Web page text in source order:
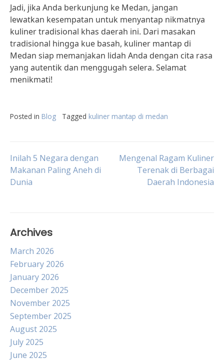
Jadi, jika Anda berkunjung ke Medan, jangan
lewatkan kesempatan untuk menyantap nikmatnya
kuliner tradisional khas daerah ini. Dari masakan
tradisional hingga kue basah, kuliner mantap di
Medan siap memanjakan lidah Anda dengan cita rasa
yang autentik dan menggugah selera. Selamat
menikmati!
Posted in Blog Tagged kuliner mantap di medan
Post
navigation
Inilah 5 Negara dengan
Makanan Paling Aneh di
Dunia
Mengenal Ragam Kuliner
Terenak di Berbagai
Daerah Indonesia
Archives
March 2026
February 2026
January 2026
December 2025
November 2025
September 2025
August 2025
July 2025
June 2025